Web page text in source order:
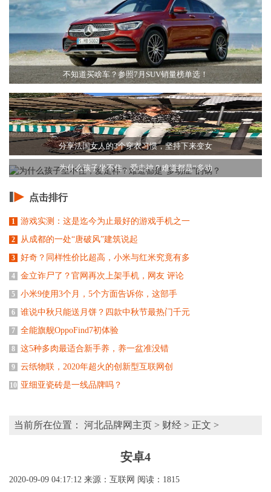
不知道买啥车？参照7月SUV销量榜单选！
分享法国女人的3个穿衣习惯，坚持下来变女
为什么孩子坐不住，爱走神？难道都是“多动
点击排行
1 游戏实测：这是迄今为止最好的游戏手机之一
2 从成都的一处“唐破风”建筑说起
3 好奇？同样性价比超高，小米与红米究竟有多
4 金立诈尸了？官网再次上架手机，网友 评论
5 小米9使用3个月，5个方面告诉你，这部手
6 谁说中秋只能送月饼？四款中秋节最热门千元
7 全能旗舰OppoFind7初体验
8 这5种多肉最适合新手养，养一盆准没错
9 云纸物联，2020年超火的创新型互联网创
10 亚细亚瓷砖是一线品牌吗？
当前所在位置： 河北品牌网主页 > 财经 > 正文 >
安卓4
2020-09-09 04:17:12 来源：互联网 阅读：1815